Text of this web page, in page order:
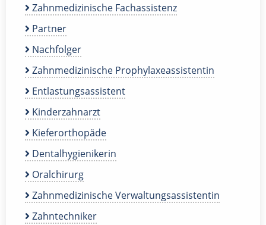
Zahnmedizinische Fachassistenz
Partner
Nachfolger
Zahnmedizinische Prophylaxeassistentin
Entlastungsassistent
Kinderzahnarzt
Kieferorthopäde
Dentalhygienikerin
Oralchirurg
Zahnmedizinische Verwaltungsassistentin
Zahntechniker